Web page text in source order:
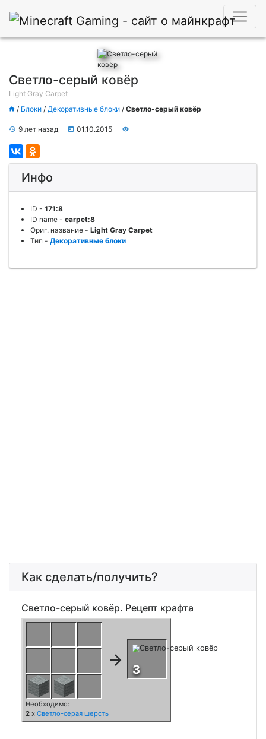
Светло-серый ковёр
Light Gray Carpet
/ Блоки / Декоративные блоки / Светло-серый ковёр
9 лет назад 01.10.2015
Инфо
ID - 171:8
ID name - carpet:8
Ориг. название - Light Gray Carpet
Тип - Декоративные блоки
Как сделать/получить?
Светло-серый ковёр. Рецепт крафта